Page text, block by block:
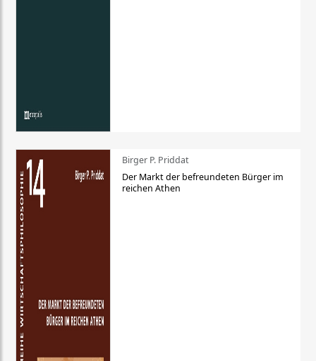
Birger P. Priddat
Der Markt der befreundeten Bürger im
reichen Athen